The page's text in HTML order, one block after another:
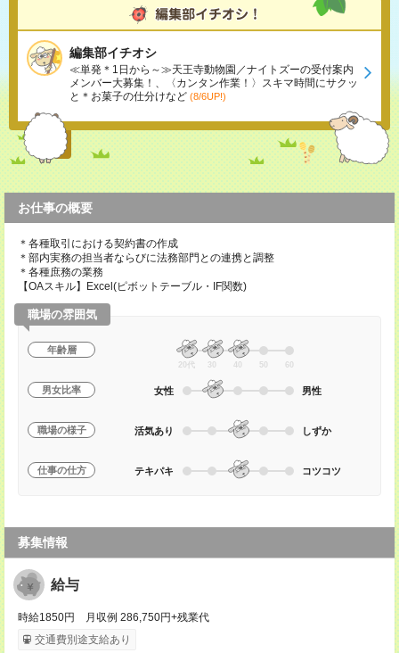
編集部イチオシ
≪単発＊1日から～≫天王寺動物園／ナイトズーの受付案内
メンバー大募集！、〈カンタン作業！〉スキマ時間にサクッ
と＊お菓子の仕分けなど (8/6UP!)
お仕事の概要
＊各種取引における契約書の作成
＊部内実務の担当者ならびに法務部門との連携と調整
＊各種庶務の業務
【OAスキル】Excel(ピボットテーブル・IF関数)
職場の雰囲気
年齢層
20代 30 40 50 60
男女比率 女性 男性
職場の様子 活気あり しずか
仕事の仕方 テキパキ コツコツ
募集情報
給与
時給1850円 月収例 286,750円+残業代
交通費別途支給あり